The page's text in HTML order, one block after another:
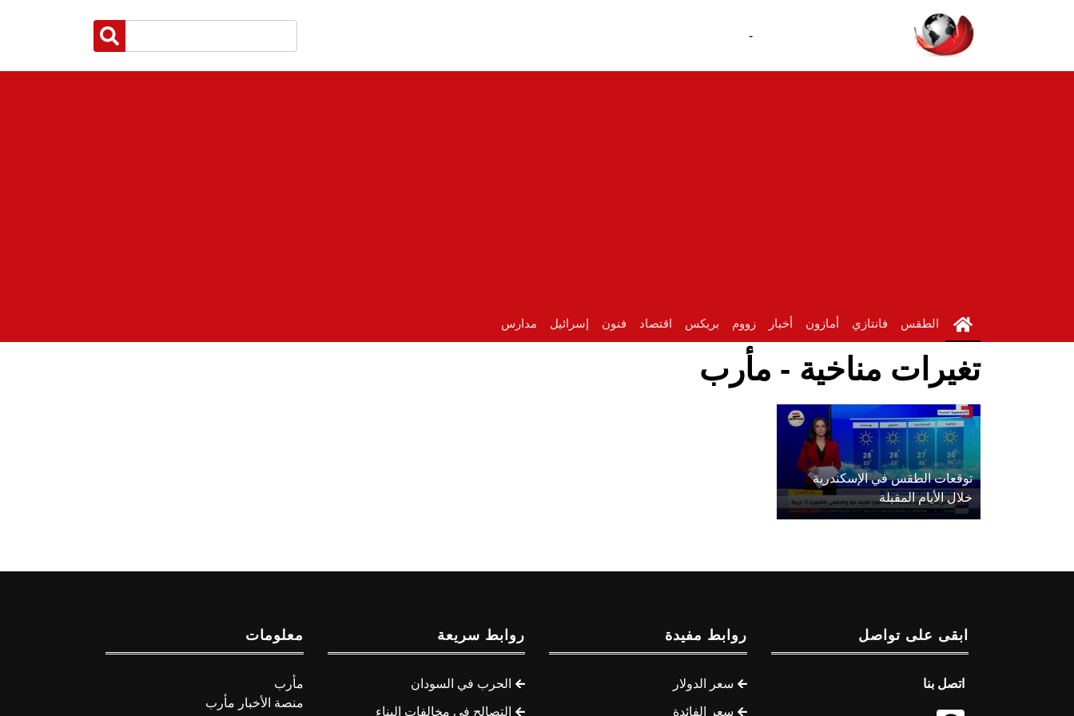
-
الطقس فانتازي أمازون أخبار زووم بريكس اقتصاد فنون إسرائيل مدارس
تغيرات مناخية - مأرب
توقعات الطقس في الإسكندرية
خلال الأيام المقبلة
ابقى على تواصل
اتصل بنا
روابط مفيدة
سعر الدولار
سعر الفائدة
روابط سريعة
الحرب في السودان
التصالح في مخالفات البناء
معلومات
مأرب
منصة الأخبار مأرب